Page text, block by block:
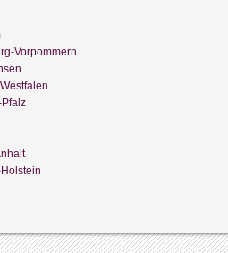
Vorpommern